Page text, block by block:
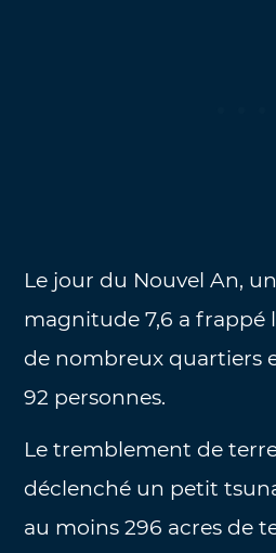
Le jour du Nouvel An,
magnitude 7,6 a frappé
de nombreux quartiers
92 personnes.
Le tremblement de
déclenché un petit
au moins 296 acres de